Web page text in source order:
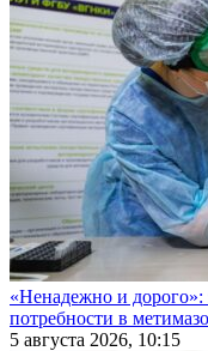
«Ненадежно и дорого»:
потребности в
5 августа 2026, 10:15